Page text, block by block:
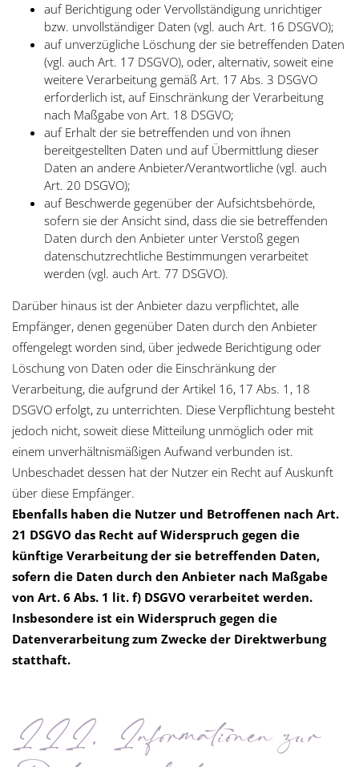
auf Berichtigung oder Vervollständigung unrichtiger
bzw. unvollständiger Daten (vgl. auch Art. 16 DSGVO);
auf unverzügliche Löschung der sie betreffenden Daten
(vgl. auch Art. 17 DSGVO), oder, alternativ, soweit eine
weitere Verarbeitung gemäß Art. 17 Abs. 3 DSGVO
erforderlich ist, auf Einschränkung der Verarbeitung
nach Maßgabe von Art. 18 DSGVO;
auf Erhalt der sie betreffenden und von ihnen
bereitgestellten Daten und auf Übermittlung dieser
Daten an andere Anbieter/Verantwortliche (vgl. auch
Art. 20 DSGVO);
auf Beschwerde gegenüber der Aufsichtsbehörde,
sofern sie der Ansicht sind, dass die sie betreffenden
Daten durch den Anbieter unter Verstoß gegen
datenschutzrechtliche Bestimmungen verarbeitet
werden (vgl. auch Art. 77 DSGVO).
Darüber hinaus ist der Anbieter dazu verpflichtet, alle
Empfänger, denen gegenüber Daten durch den Anbieter
offengelegt worden sind, über jedwede Berichtigung oder
Löschung von Daten oder die Einschränkung der
Verarbeitung, die aufgrund der Artikel 16, 17 Abs. 1, 18
DSGVO erfolgt, zu unterrichten. Diese Verpflichtung besteht
jedoch nicht, soweit diese Mitteilung unmöglich oder mit
einem unverhältnismäßigen Aufwand verbunden ist.
Unbeschadet dessen hat der Nutzer ein Recht auf Auskunft
über diese Empfänger.
Ebenfalls haben die Nutzer und Betroffenen nach Art.
21 DSGVO das Recht auf Widerspruch gegen die
künftige Verarbeitung der sie betreffenden Daten,
sofern die Daten durch den Anbieter nach Maßgabe
von Art. 6 Abs. 1 lit. f) DSGVO verarbeitet werden.
Insbesondere ist ein Widerspruch gegen die
Datenverarbeitung zum Zwecke der Direktwerbung
statthaft.
III. Informationen zur